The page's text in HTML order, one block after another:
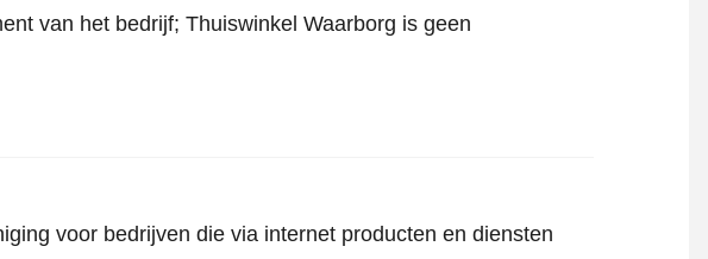
van het bedrijf; Thuiswinkel Waarborg is geen
voor bedrijven die via internet producten en diensten